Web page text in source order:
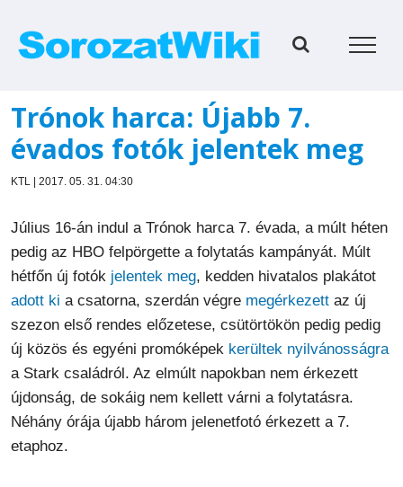
Trónok harca: Újabb 7.
évados fotók jelentek meg
KTL | 2017. 05. 31. 04:30
Július 16-án indul a Trónok harca 7. évada, a múlt héten
pedig az HBO felpörgette a folytatás kampányát. Múlt
hétfőn új fotók jelentek meg, kedden hivatalos plakátot
adott ki a csatorna, szerdán végre megérkezett az új
szezon első rendes előzetese, csütörtökön pedig pedig
új közös és egyéni promóképek kerültek nyilvánosságra
a Stark családról. Az elmúlt napokban nem érkezett
újdonság, de sokáig nem kellett várni a folytatásra.
Néhány órája újabb három jelenetfotó érkezett a 7.
etaphoz.